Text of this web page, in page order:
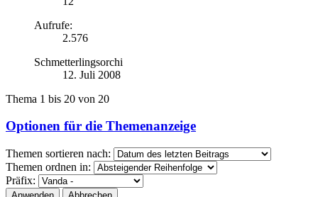
Aufrufe:
2.576
Schmetterlingsorchi
12. Juli 2008
Thema 1 bis 20 von 20
Optionen für die Themenanzeige
Themen sortieren nach:
Themen ordnen in:
Präfix: